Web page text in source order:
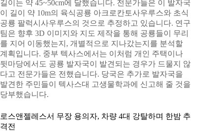
길이는 약 45~50cm에 달했습니다. 전문가들은 이 발자국
이 길이 약 10m의 육식공룡 아크로칸토사우루스와 초식
공룡 팔럭시사우루스의 것으로 추정하고 있습니다. 연구
팀은 향후 3D 이미지와 지도 제작을 통해 공룡들이 무리
를 지어 이동했는지, 개별적으로 지나갔는지를 분석할
계획입니다. 중부 텍사스에서는 이처럼 개인 주택이나
뒷마당에서도 공룡 발자국이 발견되는 경우가 드물지 않
다고 전문가들은 전했습니다. 당국은 추가로 발자국을
발견한 주민들이 텍사스대 고생물학과에 신고해 줄 것을
당부했습니다.
로스앤젤레스서 무장 용의자, 차량 4대 강탈하며 한밤 추
격전